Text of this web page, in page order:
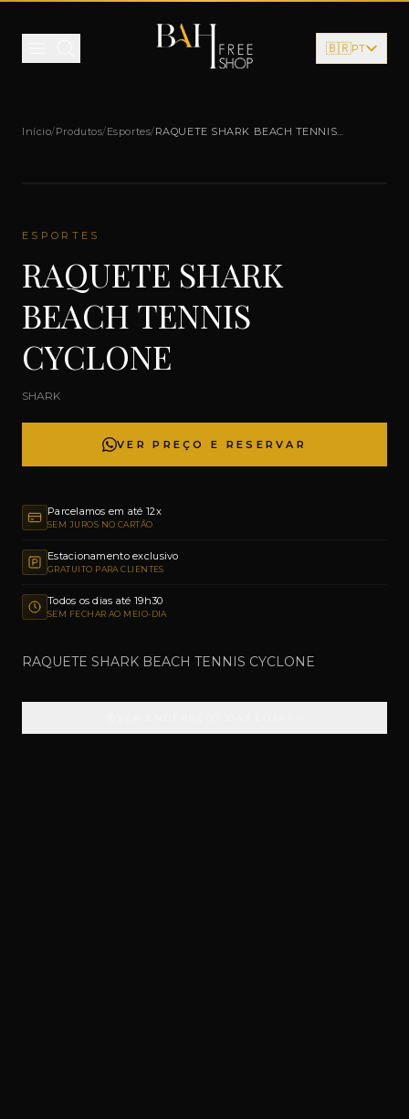
🇧🇷PT
Início/Produtos/Esportes/RAQUETE SHARK BEACH TENNIS
ESPORTES
RAQUETE SHARK
BEACH TENNIS
CYCLONE
SHARK
VER PREÇO E RESERVAR
Parcelamos em até 12x
SEM JUROS NO CARTÃO
Estacionamento exclusivo
GRATUITO PARA CLIENTES
Todos os dias até 19h30
SEM FECHAR AO MEIO-DIA
RAQUETE SHARK BEACH TENNIS CYCLONE